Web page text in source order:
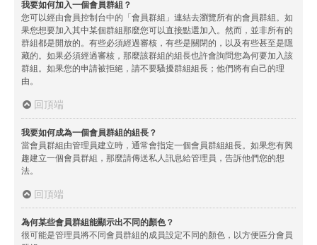
我要如何加入一個會員群組？
您可以經由會員控制台中的「會員群組」連結去瀏覽所有的會員群組。如
果您想要加入其中某個群組那麼您可以直接點選加入。然而，並非所有的
群組都是開放的。有些必須經過審核，有些是關閉的，以及有些甚至是隱
藏的。如果必須經過審核，那麼該群組的組長也許會詢問您為何要加入該
群組。如果您的申請被拒絕，請不要騷擾群組組長；他們將有自己的理
由。
回頂端
我要如何成為一個會員群組的組長？
當會員群組由管理員建立時，通常會指定一個會員群組組長。如果您有興
趣建立一個會員群組，那麼請傳送私人訊息給管理員，告訴他們您的想
法。
回頂端
為何某些會員群組能顯示出不同的顏色？
很可能是管理員將不同會員群組的成員設定不同的顏色，以方便區分會員